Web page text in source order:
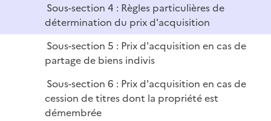
Sous-section 4 : Règles particulières de
détermination du prix d'acquisition
Sous-section 5 : Prix d'acquisition en cas de
partage de biens indivis
Sous-section 6 : Prix d'acquisition en cas de
cession de titres dont la propriété est
démembrée